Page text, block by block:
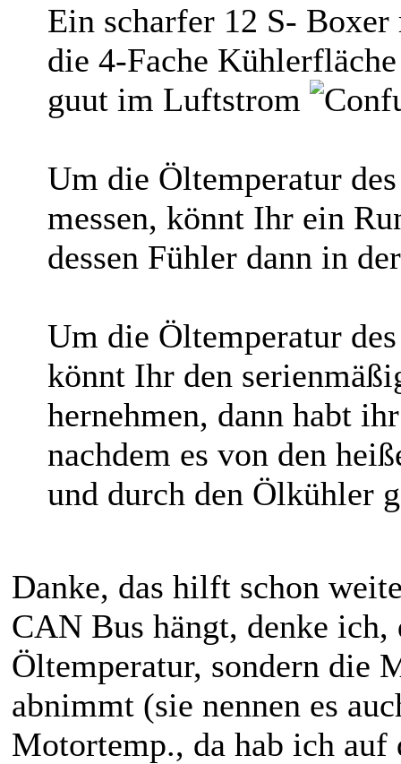
Ein scharfer 12 S-
die 4-Fache
guut im Luftstrom
Um die Öltemperatur
messen, könnt Ihr ein
dessen Fühler dann in
Um die Öltemperatur
könnt Ihr den
hernehmen, dann habt
nachdem es von den
und durch den Ölkühler
Danke, das hilft schon
CAN Bus hängt, denke
Öltemperatur, sondern die
abnimmt (sie nennen es
Motortemp., da hab ich auf